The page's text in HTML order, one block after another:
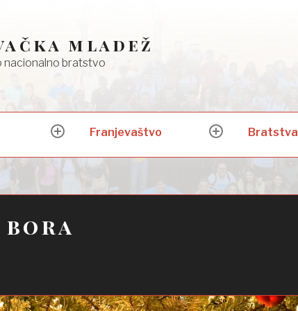
mladež
nacionalno bratstvo
expand
menu
Franjevaštvo
expand
menu
Bratstva
bora